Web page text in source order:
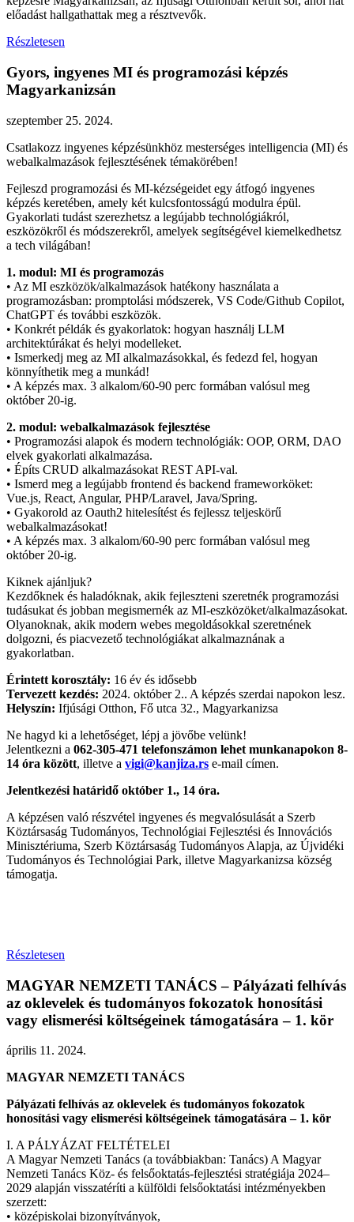
előadást hallgathattak meg a résztvevők.
Részletesen
Gyors, ingyenes MI és programozási képzés
Magyarkanizsán
szeptember 25. 2024.
Csatlakozz ingyenes képzésünkhöz mesterséges intelligencia (MI) és
webalkalmazások fejlesztésének témakörében!
Fejleszd programozási és MI-kézségeidet egy átfogó ingyenes
képzés keretében, amely két kulcsfontosságú modulra épül.
Gyakorlati tudást szerezhetsz a legújabb technológiákról,
eszközökről és módszerekről, amelyek segítségével kiemelkedhetsz
a tech világában!
1. modul: MI és programozás
• Az MI eszközök/alkalmazások hatékony használata a
programozásban: promptolási módszerek, VS Code/Github Copilot,
ChatGPT és további eszközök.
• Konkrét példák és gyakorlatok: hogyan használj LLM
architektúrákat és helyi modelleket.
• Ismerkedj meg az MI alkalmazásokkal, és fedezd fel, hogyan
könnyíthetik meg a munkád!
• A képzés max. 3 alkalom/60-90 perc formában valósul meg
október 20-ig.
2. modul: webalkalmazások fejlesztése
• Programozási alapok és modern technológiák: OOP, ORM, DAO
elvek gyakorlati alkalmazása.
• Építs CRUD alkalmazásokat REST API-val.
• Ismerd meg a legújabb frontend és backend frameworköket:
Vue.js, React, Angular, PHP/Laravel, Java/Spring.
• Gyakorold az Oauth2 hitelesítést és fejlessz teljeskörű
webalkalmazásokat!
• A képzés max. 3 alkalom/60-90 perc formában valósul meg
október 20-ig.
Kiknek ajánljuk?
Kezdőknek és haladóknak, akik fejleszteni szeretnék programozási
tudásukat és jobban megismernék az MI-eszközöket/alkalmazásokat.
Olyanoknak, akik modern webes megoldásokkal szeretnének
dolgozni, és piacvezető technológiákat alkalmaznának a
gyakorlatban.
Érintett korosztály: 16 év és idősebb
Tervezett kezdés: 2024. október 2.. A képzés szerdai napokon lesz.
Helyszín: Ifjúsági Otthon, Fő utca 32., Magyarkanizsa
Ne hagyd ki a lehetőséget, lépj a jövőbe velünk!
Jelentkezni a 062-305-471 telefonszámon lehet munkanapokon 8-
14 óra között, illetve a vigi@kanjiza.rs e-mail címen.
Jelentkezési határidő október 1., 14 óra.
A képzésen való részvétel ingyenes és megvalósulását a Szerb
Köztársaság Tudományos, Technológiai Fejlesztési és Innovációs
Minisztériuma, Szerb Köztársaság Tudományos Alapja, az Újvidéki
Tudományos és Technológiai Park, illetve Magyarkanizsa község
támogatja.
Részletesen
MAGYAR NEMZETI TANÁCS – Pályázati felhívás
az oklevelek és tudományos fokozatok honosítási
vagy elismerési költségeinek támogatására – 1. kör
április 11. 2024.
MAGYAR NEMZETI TANÁCS
Pályázati felhívás az oklevelek és tudományos fokozatok
honosítási vagy elismerési költségeinek támogatására – 1. kör
I. A PÁLYÁZAT FELTÉTELEI
A Magyar Nemzeti Tanács (a továbbiakban: Tanács) A Magyar
Nemzeti Tanács Köz- és felsőoktatás-fejlesztési stratégiája 2024–
2029 alapján visszatéríti a külföldi felsőoktatási intézményekben
szerzett:
• középiskolai bizonyítványok,